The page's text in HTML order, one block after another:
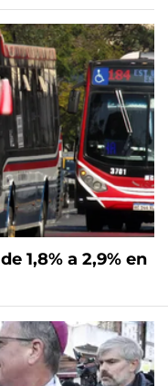
1,8% a 2,9% en